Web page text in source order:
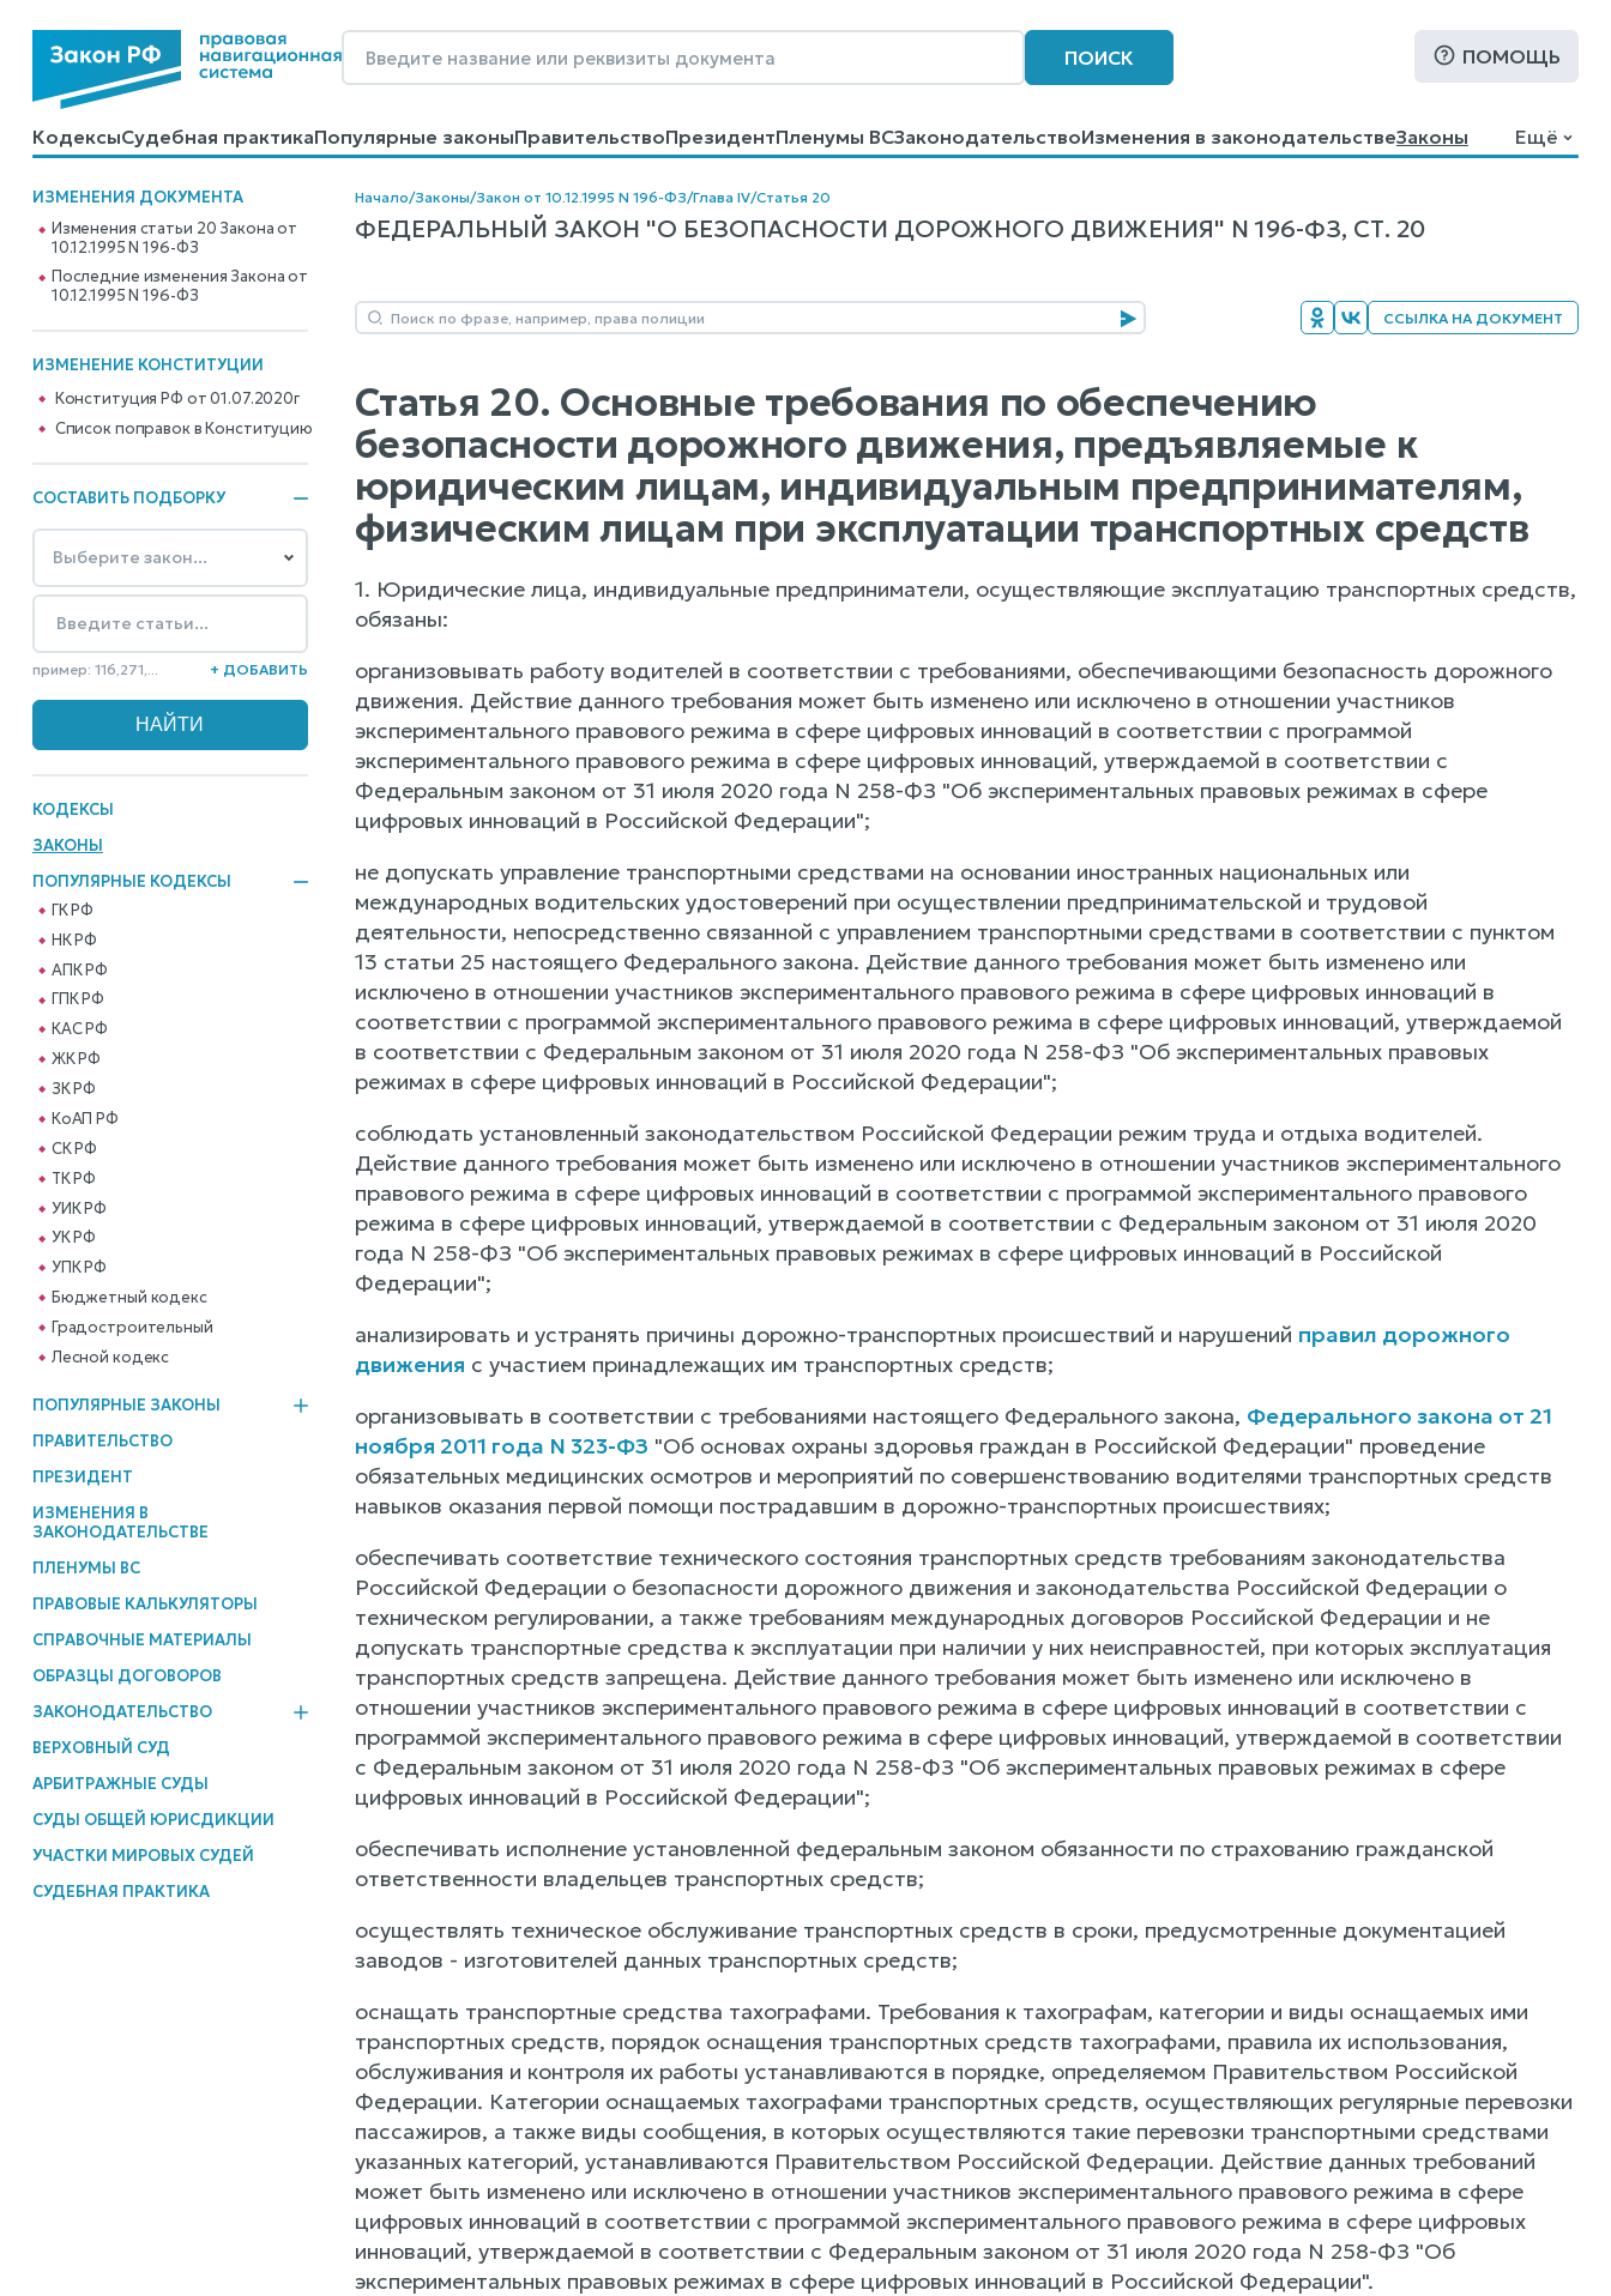
ПОИСК ПОМОЩЬ
КодексыСудебная практикаПопулярные законыПравительствоПрезидентПленумы ВСЗаконодательствоИзменения в законодательствеЗаконы
КалькуляторыСправочные материалыОбразцы договоровКонтактыПомощьПоиск
Ещё
ИЗМЕНЕНИЯ ДОКУМЕНТА
Изменения статьи 20 Закона от
10.12.1995 N 196-ФЗ
Последние изменения Закона от
10.12.1995 N 196-ФЗ
ИЗМЕНЕНИЕ КОНСТИТУЦИИ
Конституция РФ от 01.07.2020г
Cписок поправок в Конституцию
СОСТАВИТЬ ПОДБОРКУ
пример: 116,271,... + ДОБАВИТЬ
КОДЕКСЫ
ЗАКОНЫ
ПОПУЛЯРНЫЕ КОДЕКСЫ
ГК РФ
НК РФ
АПК РФ
ГПК РФ
КАС РФ
ЖК РФ
ЗК РФ
КоАП РФ
СК РФ
ТК РФ
УИК РФ
УК РФ
УПК РФ
Бюджетный кодекс
Градостроительный
Лесной кодекс
ПОПУЛЯРНЫЕ ЗАКОНЫ
ПРАВИТЕЛЬСТВО
ПРЕЗИДЕНТ
ИЗМЕНЕНИЯ В
ЗАКОНОДАТЕЛЬСТВЕ
ПЛЕНУМЫ ВС
ПРАВОВЫЕ КАЛЬКУЛЯТОРЫ
СПРАВОЧНЫЕ МАТЕРИАЛЫ
ОБРАЗЦЫ ДОГОВОРОВ
ЗАКОНОДАТЕЛЬСТВО
ВЕРХОВНЫЙ СУД
АРБИТРАЖНЫЕ СУДЫ
СУДЫ ОБЩЕЙ ЮРИСДИКЦИИ
УЧАСТКИ МИРОВЫХ СУДЕЙ
СУДЕБНАЯ ПРАКТИКА
Начало/Законы/Закон от 10.12.1995 N 196-ФЗ/Глава IV/Статья 20
ФЕДЕРАЛЬНЫЙ ЗАКОН "О БЕЗОПАСНОСТИ ДОРОЖНОГО ДВИЖЕНИЯ" N 196-ФЗ, СТ. 20
ССЫЛКА НА ДОКУМЕНТ
Статья 20. Основные требования по обеспечению
безопасности дорожного движения, предъявляемые к
юридическим лицам, индивидуальным предпринимателям,
физическим лицам при эксплуатации транспортных средств
1. Юридические лица, индивидуальные предприниматели, осуществляющие эксплуатацию транспортных средств,
обязаны:
организовывать работу водителей в соответствии с требованиями, обеспечивающими безопасность дорожного
движения. Действие данного требования может быть изменено или исключено в отношении участников
экспериментального правового режима в сфере цифровых инноваций в соответствии с программой
экспериментального правового режима в сфере цифровых инноваций, утверждаемой в соответствии с
Федеральным законом от 31 июля 2020 года N 258-ФЗ "Об экспериментальных правовых режимах в сфере
цифровых инноваций в Российской Федерации";
не допускать управление транспортными средствами на основании иностранных национальных или
международных водительских удостоверений при осуществлении предпринимательской и трудовой
деятельности, непосредственно связанной с управлением транспортными средствами в соответствии с пунктом
13 статьи 25 настоящего Федерального закона. Действие данного требования может быть изменено или
исключено в отношении участников экспериментального правового режима в сфере цифровых инноваций в
соответствии с программой экспериментального правового режима в сфере цифровых инноваций, утверждаемой
в соответствии с Федеральным законом от 31 июля 2020 года N 258-ФЗ "Об экспериментальных правовых
режимах в сфере цифровых инноваций в Российской Федерации";
соблюдать установленный законодательством Российской Федерации режим труда и отдыха водителей.
Действие данного требования может быть изменено или исключено в отношении участников экспериментального
правового режима в сфере цифровых инноваций в соответствии с программой экспериментального правового
режима в сфере цифровых инноваций, утверждаемой в соответствии с Федеральным законом от 31 июля 2020
года N 258-ФЗ "Об экспериментальных правовых режимах в сфере цифровых инноваций в Российской
Федерации";
анализировать и устранять причины дорожно-транспортных происшествий и нарушений правил дорожного
движения с участием принадлежащих им транспортных средств;
организовывать в соответствии с требованиями настоящего Федерального закона, Федерального закона от 21
ноября 2011 года N 323-ФЗ "Об основах охраны здоровья граждан в Российской Федерации" проведение
обязательных медицинских осмотров и мероприятий по совершенствованию водителями транспортных средств
навыков оказания первой помощи пострадавшим в дорожно-транспортных происшествиях;
обеспечивать соответствие технического состояния транспортных средств требованиям законодательства
Российской Федерации о безопасности дорожного движения и законодательства Российской Федерации о
техническом регулировании, а также требованиям международных договоров Российской Федерации и не
допускать транспортные средства к эксплуатации при наличии у них неисправностей, при которых эксплуатация
транспортных средств запрещена. Действие данного требования может быть изменено или исключено в
отношении участников экспериментального правового режима в сфере цифровых инноваций в соответствии с
программой экспериментального правового режима в сфере цифровых инноваций, утверждаемой в соответствии
с Федеральным законом от 31 июля 2020 года N 258-ФЗ "Об экспериментальных правовых режимах в сфере
цифровых инноваций в Российской Федерации";
обеспечивать исполнение установленной федеральным законом обязанности по страхованию гражданской
ответственности владельцев транспортных средств;
осуществлять техническое обслуживание транспортных средств в сроки, предусмотренные документацией
заводов - изготовителей данных транспортных средств;
оснащать транспортные средства тахографами. Требования к тахографам, категории и виды оснащаемых ими
транспортных средств, порядок оснащения транспортных средств тахографами, правила их использования,
обслуживания и контроля их работы устанавливаются в порядке, определяемом Правительством Российской
Федерации. Категории оснащаемых тахографами транспортных средств, осуществляющих регулярные перевозки
пассажиров, а также виды сообщения, в которых осуществляются такие перевозки транспортными средствами
указанных категорий, устанавливаются Правительством Российской Федерации. Действие данных требований
может быть изменено или исключено в отношении участников экспериментального правового режима в сфере
цифровых инноваций в соответствии с программой экспериментального правового режима в сфере цифровых
инноваций, утверждаемой в соответствии с Федеральным законом от 31 июля 2020 года N 258-ФЗ "Об
экспериментальных правовых режимах в сфере цифровых инноваций в Российской Федерации".